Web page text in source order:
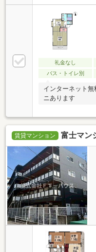
礼金なし
バス・トイレ別
インターネット
ニあります
賃貸マンション 富士マン